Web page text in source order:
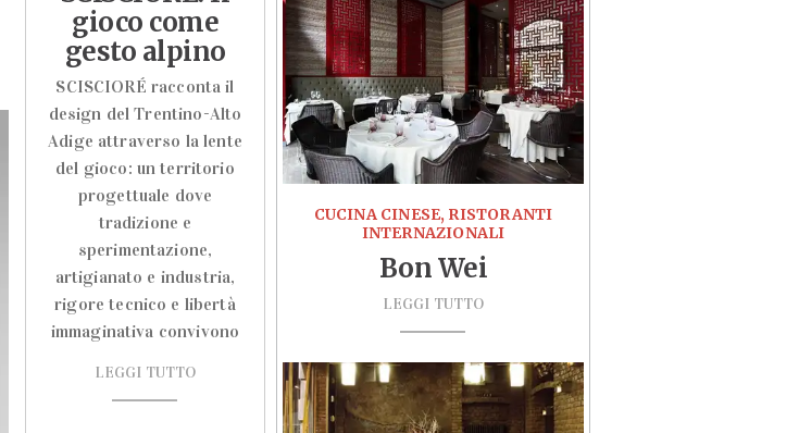
gioco come
gesto alpino
SCISCIORÉ racconta il
design del Trentino-Alto
Adige attraverso la lente
del gioco: un territorio
progettuale dove
tradizione e
sperimentazione,
artigianato e industria,
rigore tecnico e libertà
immaginativa convivono
LEGGI TUTTO
CUCINA CINESE, RISTORANTI
INTERNAZIONALI
Bon Wei
LEGGI TUTTO